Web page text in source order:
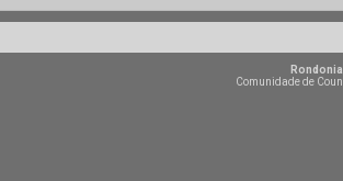
Comunidade de